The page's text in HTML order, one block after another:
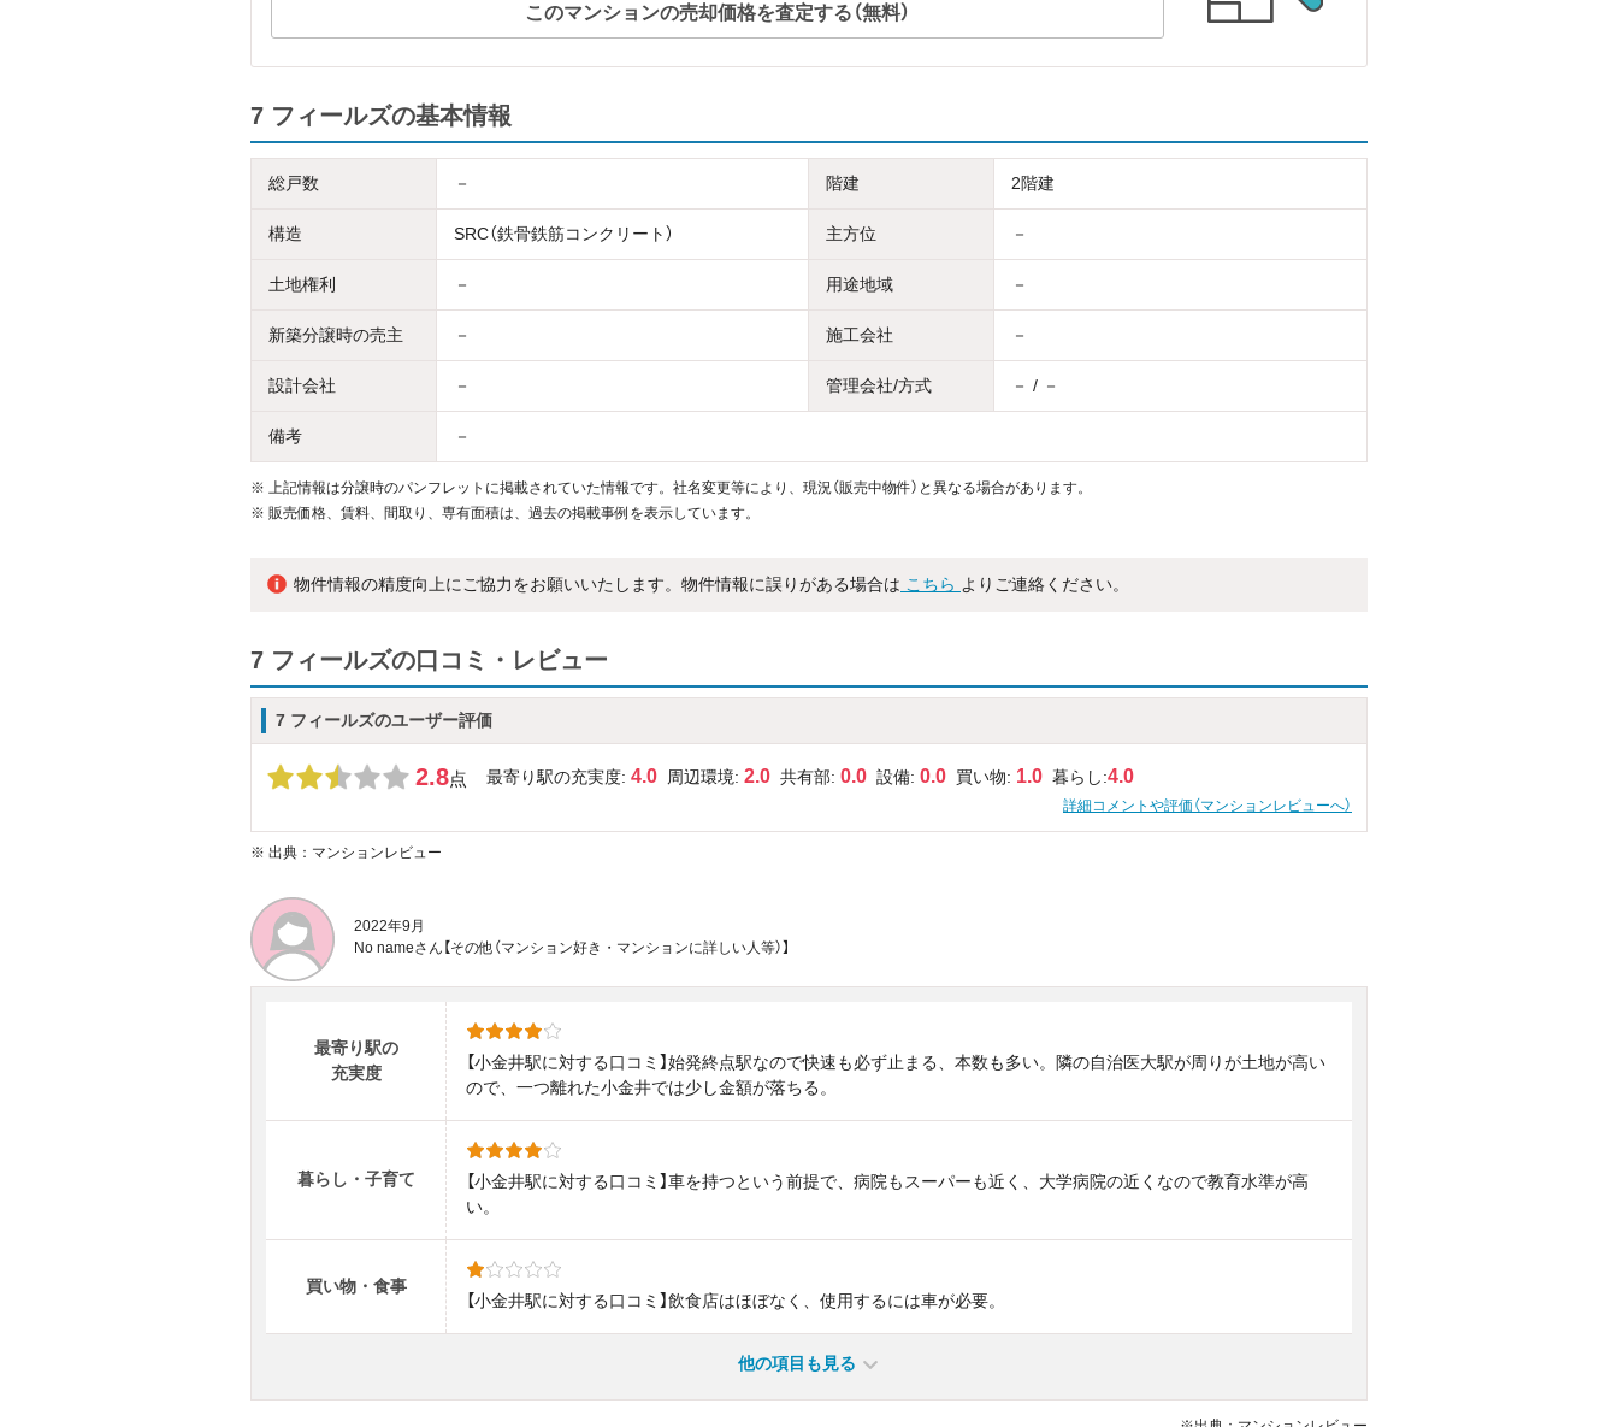
このマンションの売却価格を査定する（無料）
7 フィールズの基本情報
総戸数 － 階建 2階建
構造 SRC（鉄骨鉄筋コンクリート） 主方位 －
土地権利 － 用途地域 －
新築分譲時の売主 － 施工会社 －
設計会社 － 管理会社/方式 － / －
備考 －
※
上記情報は分譲時のパンフレットに掲載されていた情報です。社名変更等により、現況（販売中物件）と異なる場合があります。
※ 販売価格、賃料、間取り、専有面積は、過去の掲載事例を表示しています。
物件情報の精度向上にご協力をお願いいたします。物件情報に誤りがある場合は こちら よりご連絡ください。
7 フィールズの口コミ・レビュー
7 フィールズのユーザー評価
2.8点 最寄り駅の充実度: 4.0 周辺環境: 2.0 共有部: 0.0 設備: 0.0 買い物: 1.0 暮らし:4.0
詳細コメントや評価（マンションレビューへ）
※ 出典：マンションレビュー
2022年9月
No nameさん【その他（マンション好き・マンションに詳しい人等）】
最寄り駅の
充実度
【小金井駅に対する口コミ】始発終点駅なので快速も必ず止まる、本数も多い。隣の自治医大駅が周りが土地が高い
ので、一つ離れた小金井では少し金額が落ちる。
暮らし・子育て
【小金井駅に対する口コミ】車を持つという前提で、病院もスーパーも近く、大学病院の近くなので教育水準が高
い。
買い物・食事
【小金井駅に対する口コミ】飲食店はほぼなく、使用するには車が必要。
他の項目も見る